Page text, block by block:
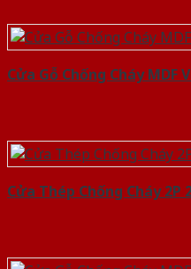
Cửa Gỗ Chống Cháy MDF
Cửa Thép Chống Cháy